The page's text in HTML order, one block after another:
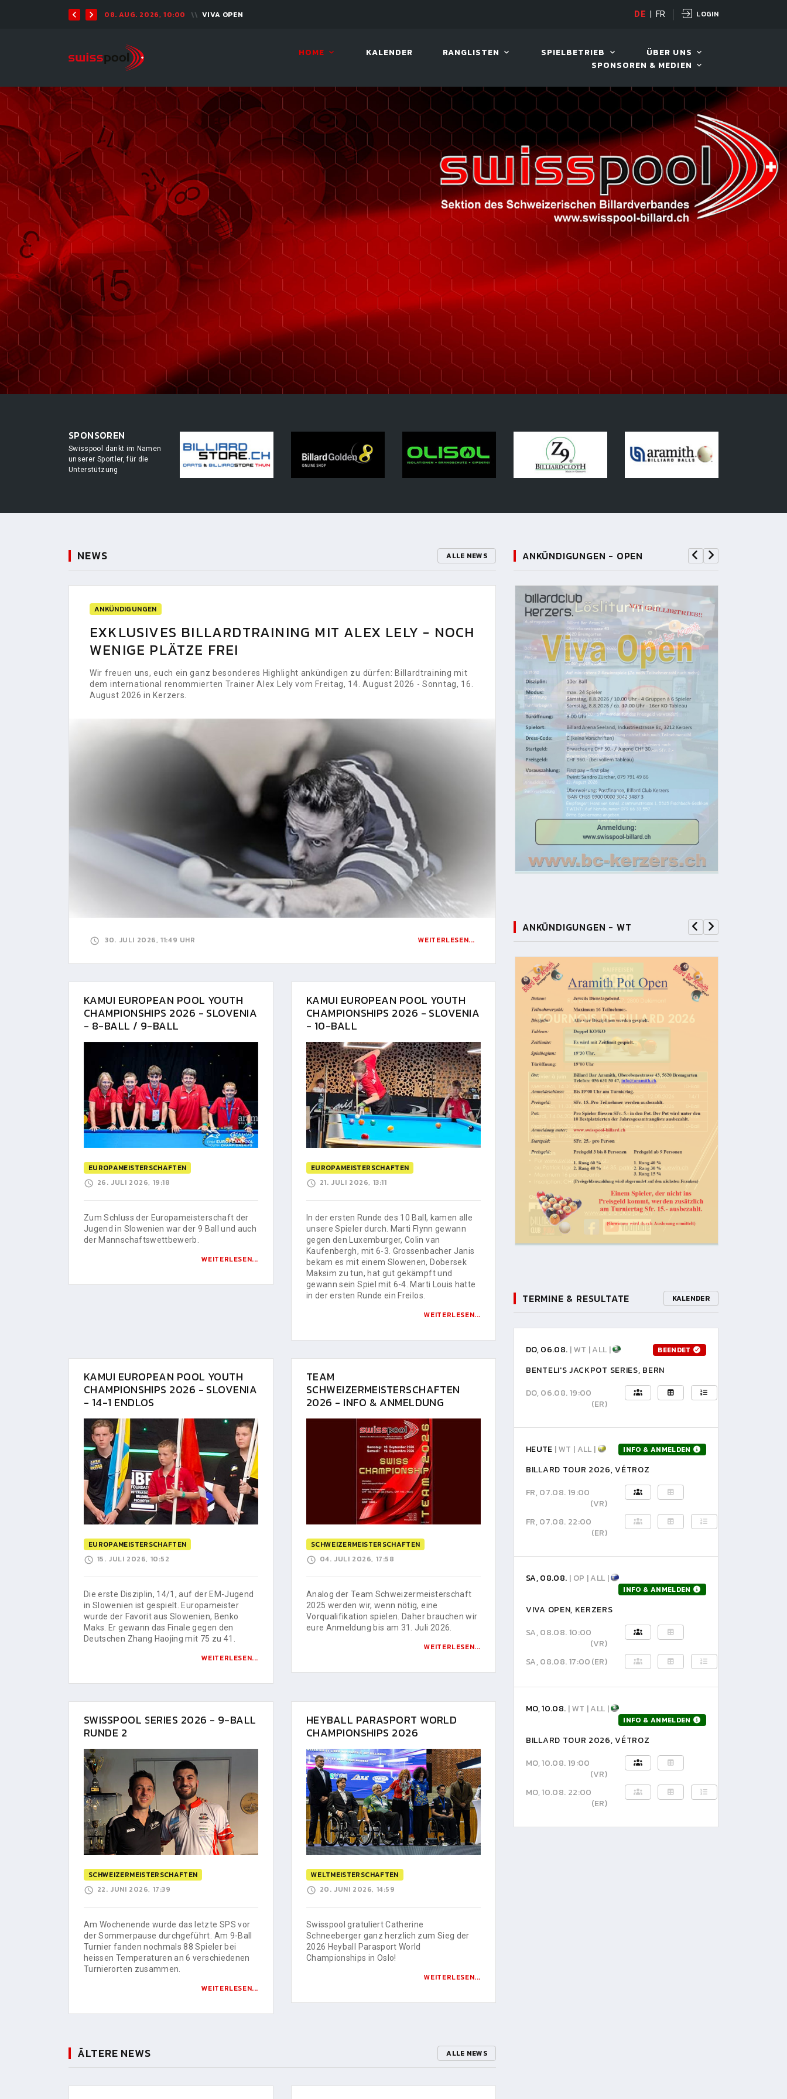
08. AUG. 2026, 10:00 VIVA OPEN 11. AUG. 2026, 19:30
DE FR LOGIN
HOME KALENDER RANGLISTEN SPIELBETRIEB
ÜBER UNS
SPONSOREN & MEDIEN
SPONSOREN
Swisspool dankt im Namen
unserer Sportler, für die
Unterstützung
NEWS ALLE NEWS
ANKÜNDIGUNGEN
EXKLUSIVES BILLARDTRAINING MIT ALEX LELY - NOCH
WENIGE PLÄTZE FREI
Wir freuen uns, euch ein ganz besonderes Highlight ankündigen zu dürfen: Billardtraining mit
dem international renommierten Trainer Alex Lely vom Freitag, 14. August 2026 - Sonntag, 16.
August 2026 in Kerzers.
30. JULI 2026, 11:49 UHR WEITERLESEN...
KAMUI EUROPEAN POOL YOUTH
CHAMPIONSHIPS 2026 - SLOVENIA
- 8-BALL / 9-BALL
EUROPAMEISTERSCHAFTEN
26. JULI 2026, 19:18
Zum Schluss der Europameisterschaft der
Jugend in Slowenien war der 9 Ball und auch
der Mannschaftswettbewerb.
WEITERLESEN...
KAMUI EUROPEAN POOL YOUTH
CHAMPIONSHIPS 2026 - SLOVENIA
- 10-BALL
EUROPAMEISTERSCHAFTEN
21. JULI 2026, 13:11
In der ersten Runde des 10 Ball, kamen alle
unsere Spieler durch. Marti Flynn gewann
gegen den Luxemburger, Colin van
Kaufenbergh, mit 6-3. Grossenbacher Janis
bekam es mit einem Slowenen, Dobersek
Maksim zu tun, hat gut gekämpft und
gewann sein Spiel mit 6-4. Marti Louis hatte
in der ersten Runde ein Freilos.
WEITERLESEN...
KAMUI EUROPEAN POOL YOUTH
CHAMPIONSHIPS 2026 - SLOVENIA
- 14-1 ENDLOS
EUROPAMEISTERSCHAFTEN
15. JULI 2026, 10:52
Die erste Disziplin, 14/1, auf der EM-Jugend
in Slowenien ist gespielt. Europameister
wurde der Favorit aus Slowenien, Benko
Maks. Er gewann das Finale gegen den
Deutschen Zhang Haojing mit 75 zu 41.
WEITERLESEN...
TEAM
SCHWEIZERMEISTERSCHAFTEN
2026 - INFO & ANMELDUNG
SCHWEIZERMEISTERSCHAFTEN
04. JULI 2026, 17:58
Analog der Team Schweizermeisterschaft
2025 werden wir, wenn nötig, eine
Vorqualifikation spielen. Daher brauchen wir
eure Anmeldung bis am 31. Juli 2026.
WEITERLESEN...
SWISSPOOL SERIES 2026 - 9-BALL
RUNDE 2
SCHWEIZERMEISTERSCHAFTEN
22. JUNI 2026, 17:39
Am Wochenende wurde das letzte SPS vor
der Sommerpause durchgeführt. Am 9-Ball
Turnier fanden nochmals 88 Spieler bei
heissen Temperaturen an 6 verschiedenen
Turnierorten zusammen.
WEITERLESEN...
HEYBALL PARASPORT WORLD
CHAMPIONSHIPS 2026
WELTMEISTERSCHAFTEN
20. JUNI 2026, 14:59
Swisspool gratuliert Catherine
Schneeberger ganz herzlich zum Sieg der
2026 Heyball Parasport World
Championships in Oslo!
WEITERLESEN...
ÄLTERE NEWS ALLE NEWS
ANKÜNDIGUNGEN - OPEN
ANKÜNDIGUNGEN - WT
TERMINE & RESULTATE KALENDER
DO, 06.08. | WT | ALL | BEENDET
BENTELI'S JACKPOT SERIES, BERN
DO, 06.08. 19:00
(ER)
HEUTE | WT | ALL | INFO & ANMELDEN
BILLARD TOUR 2026, VÉTROZ
FR, 07.08. 19:00
(VR)
FR, 07.08. 22:00
(ER)
SA, 08.08. | OP | ALL |
INFO & ANMELDEN
VIVA OPEN, KERZERS
SA, 08.08. 10:00
(VR)
SA, 08.08. 17:00(ER)
MO, 10.08. | WT | ALL |
INFO & ANMELDEN
BILLARD TOUR 2026, VÉTROZ
MO, 10.08. 19:00
(VR)
MO, 10.08. 22:00
(ER)